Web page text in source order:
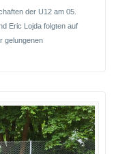
der U12 am 05.
Eric Lojda folgten auf
gelungenen